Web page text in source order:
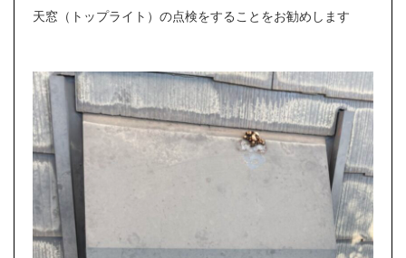
天窓（トップライト）の点検をすることをお勧めします